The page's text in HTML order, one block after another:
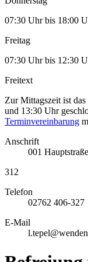
07:30 Uhr bis 18:00
Freitag
07:30 Uhr bis 12:30
Freitext
Zur Mittagszeit ist
und 13:30 Uhr
Terminvereinbarung
Anschrift
001
312
Telefon
02762 406-327
E-Mail